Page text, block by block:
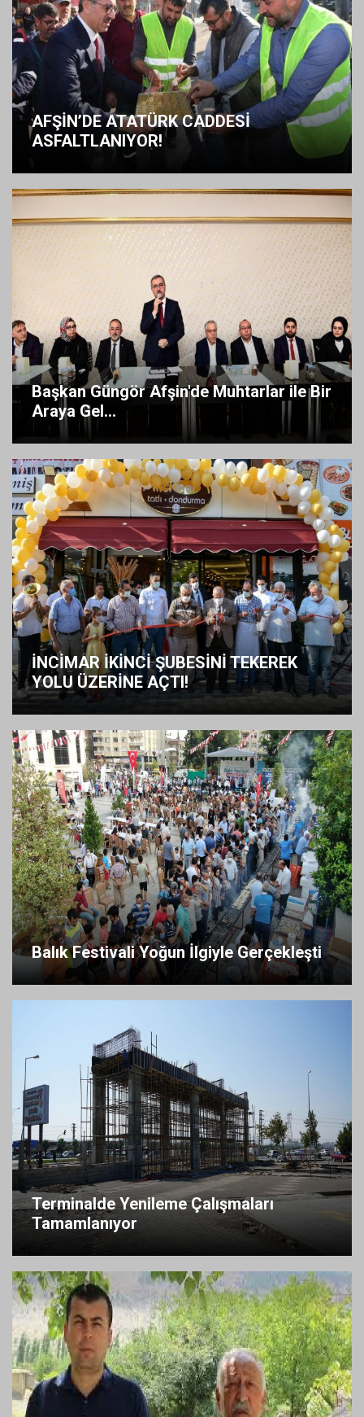
AFŞİN’DE ATATÜRK CADDESİ
ASFALTLANIYOR!
Başkan Güngör Afşin'de Muhtarlar ile Bir
Araya Gel...
İNCİMAR İKİNCİ ŞUBESİNİ TEKEREK
YOLU ÜZERİNE AÇTI!
Balık Festivali Yoğun İlgiyle Gerçekleşti
Terminalde Yenileme Çalışmaları
Tamamlanıyor